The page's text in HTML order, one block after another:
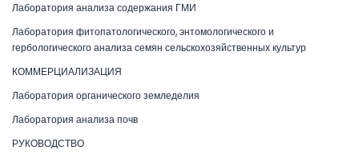
Лаборатория анализа содержания ГМИ
Лаборатория фитопатологического, энтомологического и
гербологического анализа семян сельскохозяйственных культур
КОММЕРЦИАЛИЗАЦИЯ
Лаборатория органического земледелия
Лаборатория анализа почв
РУКОВОДСТВО